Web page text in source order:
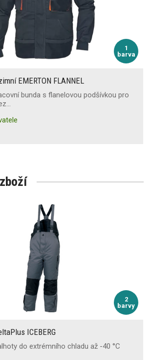
1
barva
EMERTON FLANNEL
bunda s flanelovou podšívkou pro
2
barvy
ICEBERG
do extrémního chladu až -40 °C